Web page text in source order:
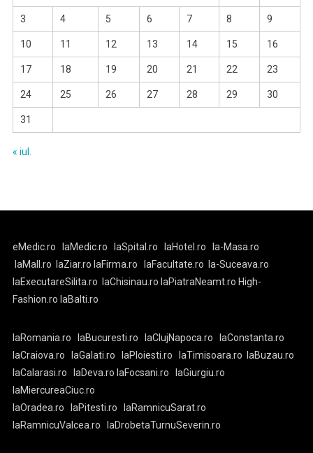
3 4 5 6 7 8 9
10 11 12 13 14 15 16
17 18 19 20 21 22 23
24 25 26 27 28 29 30
31
« iul.
eMedic.ro laMedic.ro laSpital.ro laHotel.ro
la-Masa.ro
laMall.ro
laZiar.ro laFirma.ro laFacultate.ro
la-Suceava.ro
laExecutareSilita.ro
laChisinau.ro laPiatraNeamt.ro High-
Fashion.ro laBalti.ro
laRomania.ro laBucuresti.ro laClujNapoca.ro
laConstanta.ro
laCraiova.ro
laGalati.ro laPloiesti.ro laTimisoara.ro
laBuzau.ro
laCalarasi.ro
laDeva.ro laFocsani.ro
laGiurgiu.ro
laMiercureaCiuc.ro
laOradea.ro
laPitesti.ro
laRamnicuSarat.ro
laRamnicuValcea.ro
laDrobetaTurnuSeverin.ro